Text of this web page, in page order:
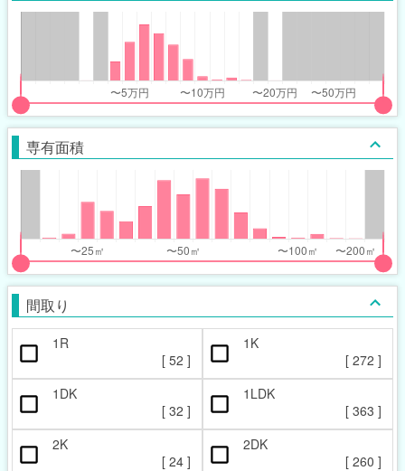
専有面積
間取り
1R
[ 52 ]
1K
[ 272 ]
1DK
[ 32 ]
1LDK
[ 363 ]
2K
[ 24 ]
2DK
[ 260 ]